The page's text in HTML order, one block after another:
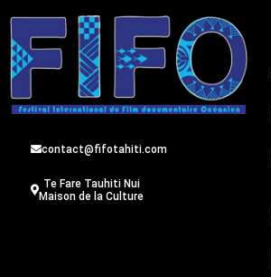
contact@fifotahiti.com
Te Fare Tauhiti Nui
Maison de la Culture